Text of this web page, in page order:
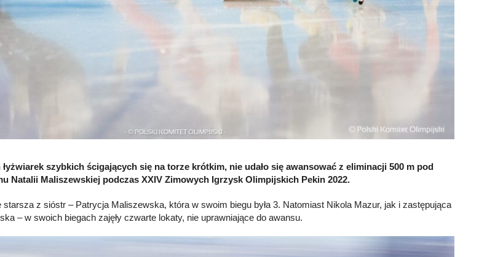
szybkich ścigających się na torze krótkim, nie udało się awansować z eliminacji 500 m pod
Natalii Maliszewskiej podczas XXIV Zimowych Igrzysk Olimpijskich Pekin 2022.
starsza z sióstr – Patrycja Maliszewska, która w swoim biegu była 3. Natomiast Nikola Mazur, jak i zastępująca
– w swoich biegach zajęły czwarte lokaty, nie uprawniające do awansu.